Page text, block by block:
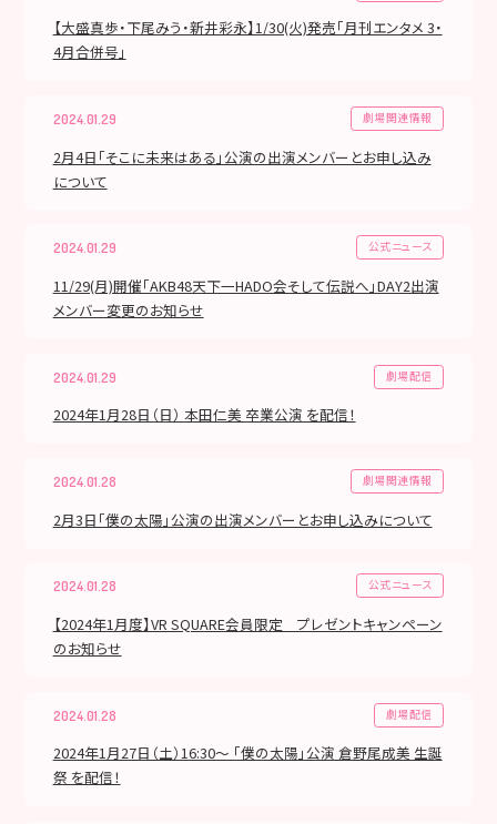
【大盛真歩・下尾みう・新井彩永】1/30(火)発売「月刊エンタメ 3・
4月合併号」
2024.01.29 劇場関連情報
2月4日「そこに未来はある」公演の出演メンバーとお申し込み
について
2024.01.29 公式ニュース
11/29(月)開催「AKB48天下一HADO会そして伝説へ」DAY2出演
メンバー変更のお知らせ
2024.01.29 劇場配信
2024年1月28日（日） 本田仁美 卒業公演 を配信！
2024.01.28 劇場関連情報
2月3日「僕の太陽」公演の出演メンバーとお申し込みについて
2024.01.28 公式ニュース
【2024年1月度】VR SQUARE会員限定 プレゼントキャンペーン
のお知らせ
2024.01.28 劇場配信
2024年1月27日（土）16:30～ 「僕の太陽」公演 倉野尾成美 生誕
祭 を配信！